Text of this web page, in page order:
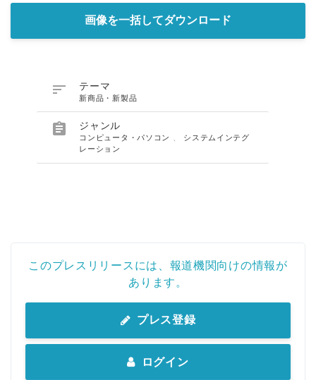
画像を一括してダウンロード
 テーマ
新商品・新製品
 ジャンル
コンピュータ・パソコン
システムインテグ
レーション
このプレスリリースには、報道機関向けの情報が
あります。
プレス登録
ログイン